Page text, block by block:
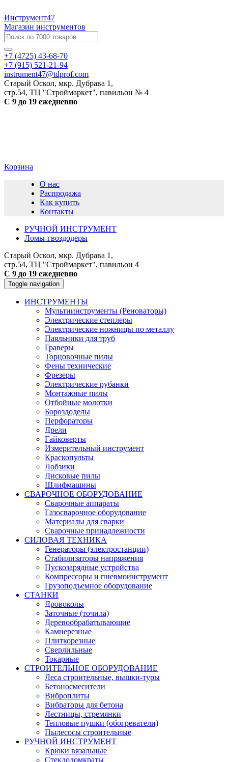
Инструмент47
Магазин инструментов
+7 (4725) 43-68-70
+7 (915) 521-21-94
instrument47@tdprof.com
Старый Оскол, мкр. Дубрава 1,
стр.54, ТЦ "Строймаркет", павильон № 4
С 9 до 19 ежедневно
Корзина
О нас
Распродажа
Как купить
Контакты
РУЧНОЙ ИНСТРУМЕНТ
Ломы-гвоздодеры
Старый Оскол, мкр. Дубрава 1,
стр.54, ТЦ "Строймаркет", павильон 4
С 9 до 19 ежедневно
Toggle navigation
ИНСТРУМЕНТЫ
Мультиинструменты (Реноваторы)
Электрические степлеры
Электрические ножницы по металлу
Паяльники для труб
Граверы
Торцовочные пилы
Фены технические
Фрезеры
Электрические рубанки
Монтажные пилы
Отбойные молотки
Бороздоделы
Перфораторы
Дрели
Гайковерты
Измерительный инструмент
Краскопульты
Лобзики
Дисковые пилы
Шлифмашины
СВАРОЧНОЕ ОБОРУДОВАНИЕ
Сварочные аппараты
Газосварочное оборудование
Материалы для сварки
Сварочные принадлежности
СИЛОВАЯ ТЕХНИКА
Генераторы (электростанции)
Стабилизаторы напряжения
Пускозарядные устройства
Компрессоры и пневмоинструмент
Грузоподъемное оборудование
СТАНКИ
Дровоколы
Заточные (точила)
Деревообрабатывающие
Камнерезные
Плиткорезные
Сверлильные
Токарные
СТРОИТЕЛЬНОЕ ОБОРУДОВАНИЕ
Леса строительные, вышки-туры
Бетоносмесители
Виброплиты
Вибраторы для бетона
Лестницы, стремянки
Тепловые пушки (обогреватели)
Пылесосы строительные
РУЧНОЙ ИНСТРУМЕНТ
Крюки вязальные
Стеклодомкраты